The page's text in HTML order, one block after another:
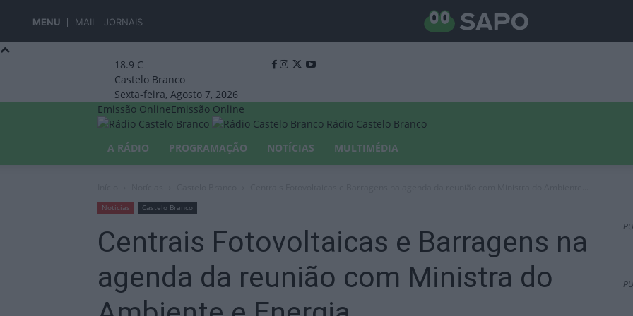
MENU MAIL JORNAIS
18.9 C
Castelo Branco
Sexta-feira, Agosto 7, 2026
Emissão OnlineEmissão Online
Rádio Castelo Branco
A RÁDIO
PROGRAMAÇÃO NOTÍCIAS MULTIMÉDIA
Notícias Castelo Branco
Centrais Fotovoltaicas e Barragens na
agenda da reunião com Ministra do